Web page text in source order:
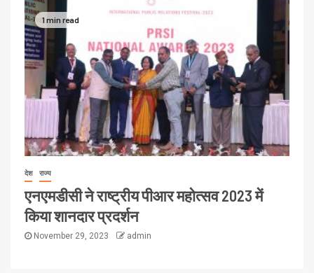
1 min read
देश राज्य
एनएमडीसी ने राष्ट्रीय पीआर महोत्सव 2023 में
किया शानदार प्रदर्शन
November 29, 2023 admin